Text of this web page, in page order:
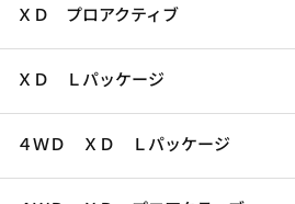
ＸＤ プロアクティブ
ＸＤ Ｌパッケージ
４ＷＤ ＸＤ Ｌパッケージ